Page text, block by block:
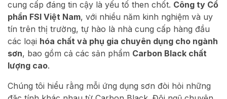
cung cấp đáng tin cậy là yếu tố then chốt. Công ty Cổ
phần FSI Việt Nam, với nhiều năm kinh nghiệm và uy
tín trên thị trường, tự hào là nhà cung cấp hàng đầu
các loại hóa chất và phụ gia chuyên dụng cho ngành
sơn, bao gồm cả các sản phẩm Carbon Black chất
lượng cao.
Chúng tôi hiểu rằng mỗi ứng dụng sơn đòi hỏi những